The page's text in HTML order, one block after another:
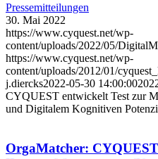
Pressemitteilungen
30. Mai 2022
https://www.cyquest.net/wp-
content/uploads/2022/05/
https://www.cyquest.net/wp-
content/uploads/2012/01/
j.diercks2022-05-30 14:00:00
CYQUEST entwickelt Test zur
und Digitalem Kognitiven
OrgaMatcher: